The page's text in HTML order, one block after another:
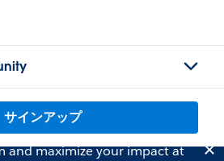
サインアップ
and maximize your impact at